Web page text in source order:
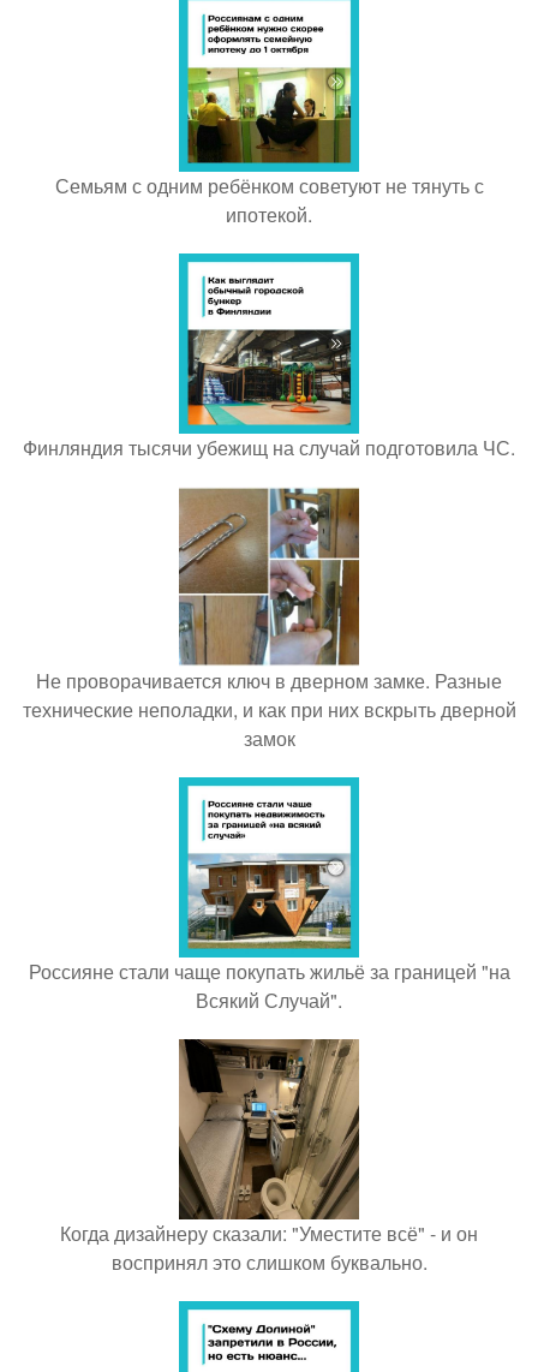
Семьям с одним ребёнком советуют не тянуть с
ипотекой.
Финляндия тысячи убежищ на случай подготовила ЧС.
Не проворачивается ключ в дверном замке. Разные
технические неполадки, и как при них вскрыть дверной
замок
Россияне стали чаще покупать жильё за границей "на
Всякий Случай".
Когда дизайнеру сказали: "Уместите всё" - и он
воспринял это слишком буквально.